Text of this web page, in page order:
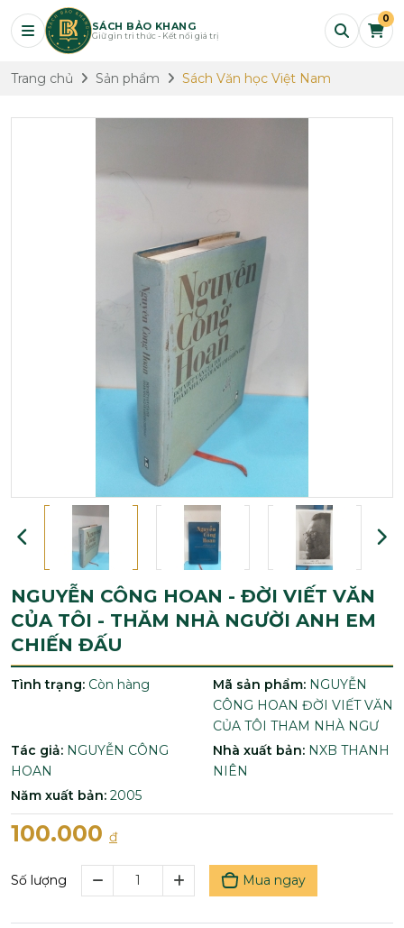
SÁCH BẢO KHANG
Giữ gìn tri thức - Kết nối giá trị
0
Trang chủ Sản phẩm Sách Văn học Việt Nam
NGUYỄN CÔNG HOAN - ĐỜI VIẾT VĂN
CỦA TÔI - THĂM NHÀ NGƯỜI ANH EM
CHIẾN ĐẤU
Tình trạng: Còn hàng Mã sản phẩm: NGUYỄN
CÔNG HOAN ĐỜI VIẾT VĂN
CỦA TÔI THAM NHÀ NGƯ
Tác giả: NGUYỄN CÔNG
HOAN
Nhà xuất bản: NXB THANH
NIÊN
Năm xuất bản: 2005
100.000 đ
Số lượng Mua ngay